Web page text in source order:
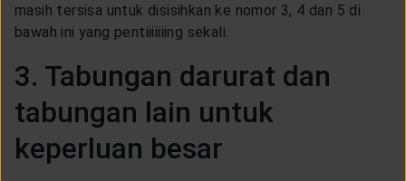
masih tersisa untuk disisihkan ke nomor 3, 4 dan 5 di
bawah ini yang pentiiiiiiing sekali.
3. Tabungan darurat dan
tabungan lain untuk
keperluan besar